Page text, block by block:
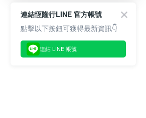
連結恆隆行LINE 官方帳號
點擊以下按鈕可獲得最新資訊👇
連結 LINE 帳號